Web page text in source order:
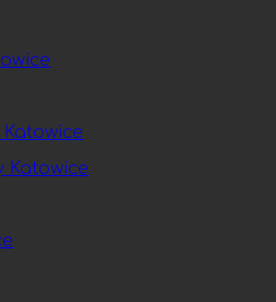
Katowice